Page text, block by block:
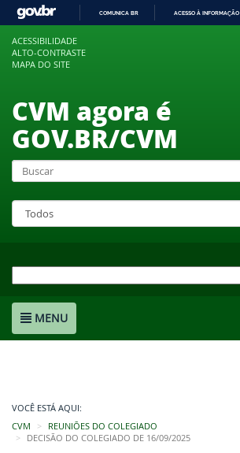
COMUNICA BR ACESSO À INFORMAÇÃO
ACESSIBILIDADE
ALTO-CONTRASTE
MAPA DO SITE
CVM agora é
GOV.BR/CVM
MENU
VOCÊ ESTÁ AQUI:
CVM
REUNIÕES DO COLEGIADO
DECISÃO DO COLEGIADO DE 16/09/2025